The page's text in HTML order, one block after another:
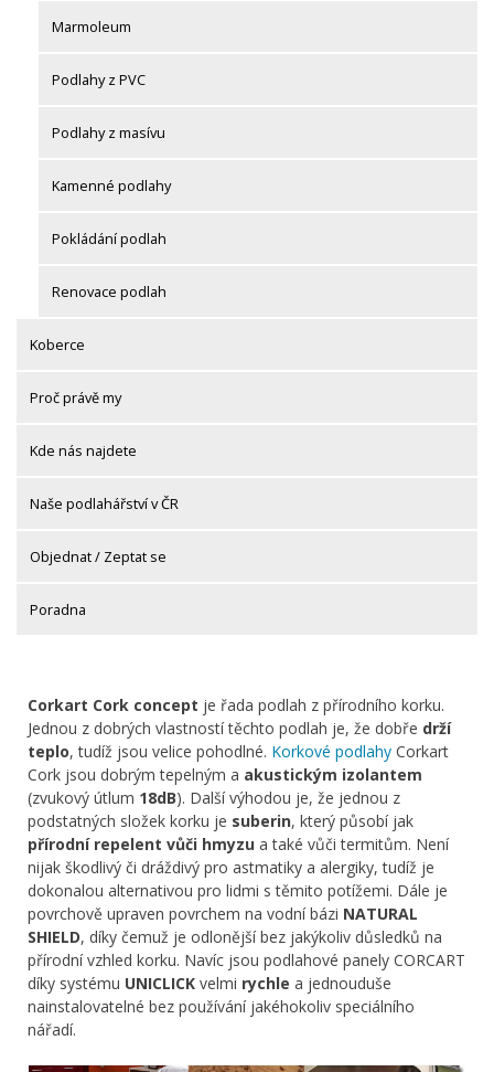
Marmoleum
Podlahy z PVC
Podlahy z masívu
Kamenné podlahy
Pokládání podlah
Renovace podlah
Koberce
Proč právě my
Kde nás najdete
Naše podlahářství v ČR
Objednat / Zeptat se
Poradna
Corkart Cork concept je řada podlah z přírodního korku.
Jednou z dobrých vlastností těchto podlah je, že dobře drží
teplo, tudíž jsou velice pohodlné. Korkové podlahy Corkart
Cork jsou dobrým tepelným a akustickým izolantem
(zvukový útlum 18dB). Další výhodou je, že jednou z
podstatných složek korku je suberin, který působí jak
přírodní repelent vůči hmyzu a také vůči termitům. Není
nijak škodlivý či dráždivý pro astmatiky a alergiky, tudíž je
dokonalou alternativou pro lidmi s těmito potížemi. Dále je
povrchově upraven povrchem na vodní bázi NATURAL
SHIELD, díky čemuž je odlonější bez jakýkoliv důsledků na
přírodní vzhled korku. Navíc jsou podlahové panely CORCART
díky systému UNICLICK velmi rychle a jednouduše
nainstalovatelné bez používání jakéhokoliv speciálního
nářadí.